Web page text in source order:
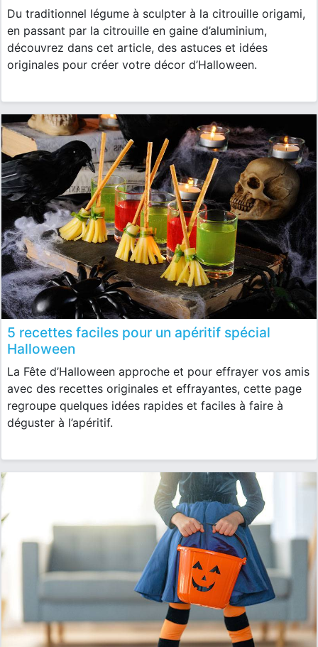
Du traditionnel légume à sculpter à la citrouille origami,
en passant par la citrouille en gaine d’aluminium,
découvrez dans cet article, des astuces et idées
originales pour créer votre décor d’Halloween.
5 recettes faciles pour un apéritif spécial
Halloween
La Fête d’Halloween approche et pour effrayer vos amis
avec des recettes originales et effrayantes, cette page
regroupe quelques idées rapides et faciles à faire à
déguster à l’apéritif.